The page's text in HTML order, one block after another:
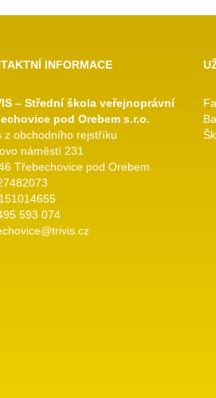
INFORMACE
– Střední škola veřejnoprávní
pod Orebem s.r.o.
z obchodního rejstříku
náměstí 231
Třebechovice pod Orebem
593 074